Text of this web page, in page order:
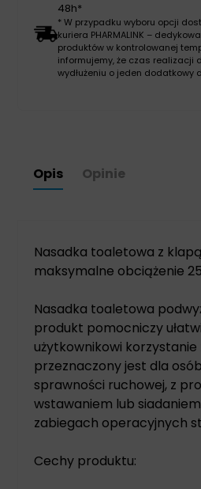
48h*
* W przypadku wyboru opcji
kuriera PHARMALINK –
produktów w kontrolowanej
informujemy, że czas realizacji
wydłużeniu o jeden dodatkowy
Opis Opinie
Nasadka toaletowa z
maksymalne obciążenie
Nasadka toaletowa
produkt pomocniczy
użytkownikowi
przeznaczony jest dla
sprawności ruchowej, z
wstawaniem lub
zabiegach operacyjnych
Cechy produktu: